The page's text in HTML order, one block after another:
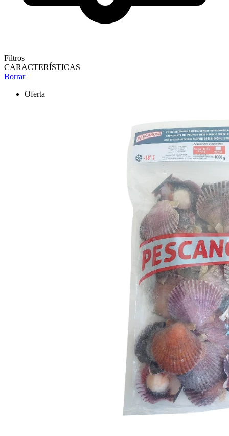
Filtros
CARACTERÍSTICAS
Borrar
Oferta